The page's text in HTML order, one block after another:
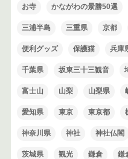
お寺 かながわの景勝50選
三浦半島 三重県 京都
便利グッズ 保護猫 兵庫
千葉県 坂東三十三観音
富士山 山梨 山梨県
愛知県 東京 東京都
神奈川県 神社 神社仏閣
茨城県 観光 鎌倉 鎌